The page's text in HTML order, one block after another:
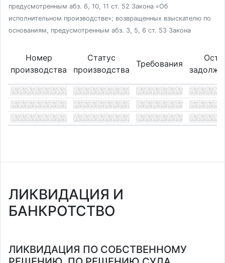
предусмотренным абз. 6, 10, 11 ст. 52 Закона «Об
исполнительном производстве»; возвращенных взыскателю по
основаниям, предусмотренным абз. 3, 5, 6 ст. 53 Закона
Номер
производства
Статус
производства
Требования
ЛИКВИДАЦИЯ И
БАНКРОТСТВО
ЛИКВИДАЦИЯ ПО СОБСТВЕННОМУ